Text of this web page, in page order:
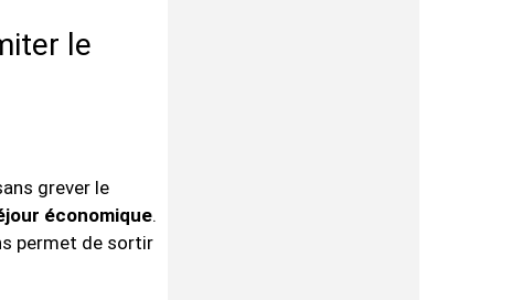
le
grever le
économique.
permet de sortir